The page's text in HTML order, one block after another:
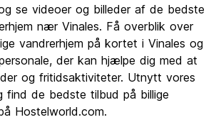
2.0
4.0
se videoer og billeder af de bedste
nær Vinales. Få overblik over
vandrerhjem på kortet i Vinales og
der kan hjælpe dig med at
og fritidsaktiviteter. Utnytt vores
find de bedste tilbud på billige
Hostelworld.com.